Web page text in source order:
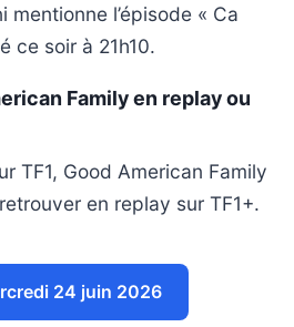
mentionne l’épisode « Ca
ce soir à 21h10.
Family en replay ou
TF1, Good American Family
en replay sur TF1+.
24 juin 2026